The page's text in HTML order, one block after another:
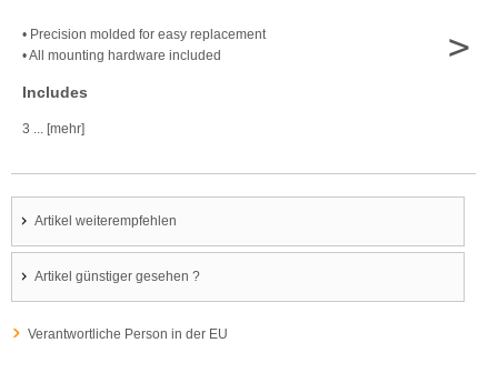
• Precision molded for easy replacement
• All mounting hardware included
Includes
3 ... [mehr]
>
Artikel weiterempfehlen
Artikel günstiger gesehen ?
Verantwortliche Person in der EU